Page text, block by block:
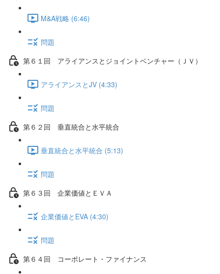
M&A戦略 (6:46)
問題
第６１回 アライアンスとジョイントベンチャー（ＪＶ）
アライアンスとJV (4:33)
問題
第６２回 垂直統合と水平統合
垂直統合と水平統合 (5:13)
問題
第６３回 企業価値とＥＶＡ
企業価値とEVA (4:30)
問題
第６４回 コーポレート・ファイナンス